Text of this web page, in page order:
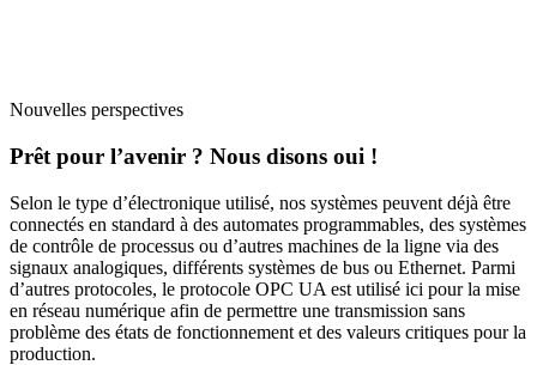
Nouvelles perspectives
Prêt pour l’avenir ? Nous disons oui !
Selon le type d’électronique utilisé, nos systèmes peuvent déjà être
connectés en standard à des automates programmables, des systèmes
de contrôle de processus ou d’autres machines de la ligne via des
signaux analogiques, différents systèmes de bus ou Ethernet. Parmi
d’autres protocoles, le protocole OPC UA est utilisé ici pour la mise
en réseau numérique afin de permettre une transmission sans
problème des états de fonctionnement et des valeurs critiques pour la
production.